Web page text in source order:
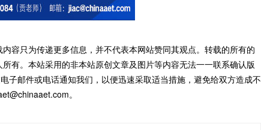
容只为传递更多信息，并不代表本网站赞同其观点。转载的所有的
有。本站采用的非本站原创文章及图片等内容无法一一联系确认版
子邮件或电话通知我们，以便迅速采取适当措施，避免给双方造成不
。